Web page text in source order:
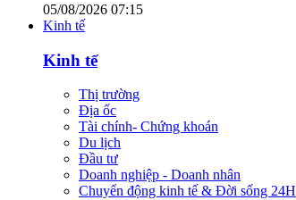
05/08/2026 07:15
Kinh tế
Kinh tế
Thị trường
Địa ốc
Tài chính- Chứng khoán
Du lịch
Đầu tư
Doanh nghiệp - Doanh nhân
Chuyển động kinh tế & Đời sống 24H